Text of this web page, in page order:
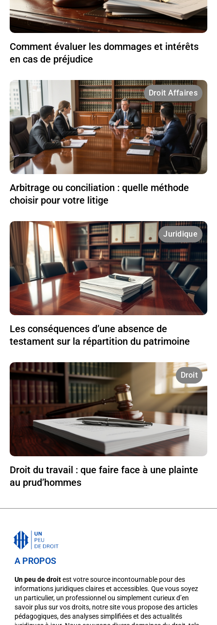
Comment évaluer les dommages et intérêts
en cas de préjudice
Droit Affaires
Arbitrage ou conciliation : quelle méthode
choisir pour votre litige
Juridique
Les conséquences d’une absence de
testament sur la répartition du patrimoine
Droit
Droit du travail : que faire face à une plainte
au prud’hommes
A PROPOS
Un peu de droitest votre source incontournable pour des
informations juridiques claires et accessibles. Que vous soyez
un particulier, un professionnel ou simplement curieux d’en
savoir plus sur vos droits, notre site vous propose des articles
pédagogiques, des analyses simplifiées et des actualités